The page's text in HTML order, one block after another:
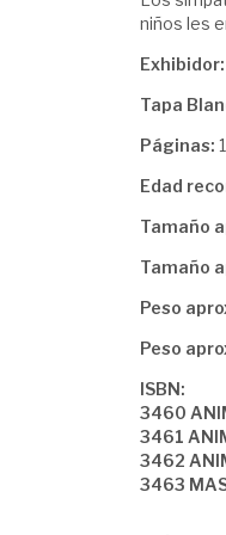
niños les
Tapa
Páginas:
Edad
Tamaño
Tamaño
Peso
Peso
ISBN:
3460
3461
3462
3463